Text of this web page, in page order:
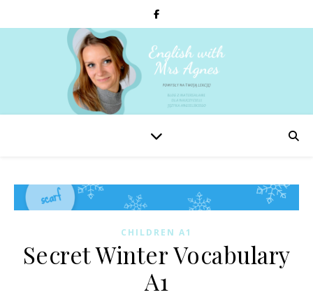
CHILDREN A1
Secret Winter Vocabulary
A1